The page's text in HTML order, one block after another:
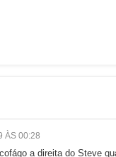
ÀS 00:28
a direita do Steve